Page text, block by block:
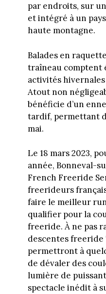
par endroits, sur
et intégré à un
haute montagne.
Balades en
traîneau comptent
activités
Atout non
bénéficie d’un
tardif, permettant
mai.
Le 18 mars 2023,
année, Bonneval-
French Freeride
freerideurs
faire le meilleur
qualifier pour la
freeride. À ne pas
descentes freeride
permettront à
de dévaler des
lumière de
spectacle inédit à